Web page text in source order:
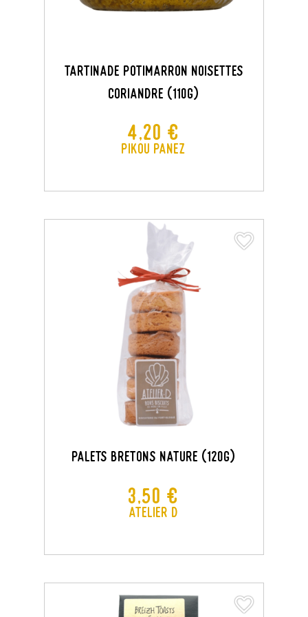
Créer une liste d'envies
TARTINADE POTIMARRON NOISETTES
CORIANDRE (110G)
Prix
4,20 €
Pikou Panez
PALETS BRETONS NATURE (120G)
Prix
3,50 €
Atelier D
favorite_border
favorite_border
favorite_border
favorite_border